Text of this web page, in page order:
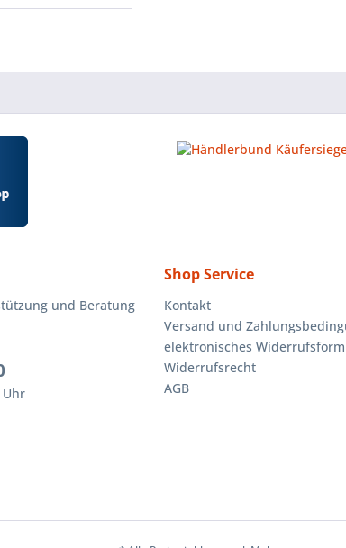
und Beratung
Uhr
Shop Service
Kontakt
Versand und
elektronisches
Widerrufsrecht
AGB